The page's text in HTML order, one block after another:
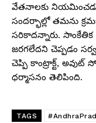
వేతనాలకు
సందర్భాల్లో తమను
సరికాదన్నారు.
జరగలేదని చెప్పడం
చెప్పి కాంట్రాక్ట్, అవుట్
ధర్మాసనం తెలిపింది.
TAGS